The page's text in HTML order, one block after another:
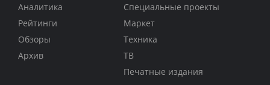
Аналитика
Рейтинги
Обзоры
Архив
Специальные проекты
Маркет
Техника
ТВ
Печатные издания